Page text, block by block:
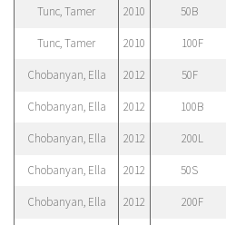
Tunc, Tamer 2010 50B
Tunc, Tamer 2010 100F
Chobanyan, Ella 2012 50F
Chobanyan, Ella 2012 100B
Chobanyan, Ella 2012 200L
Chobanyan, Ella 2012 50S
Chobanyan, Ella 2012 200F